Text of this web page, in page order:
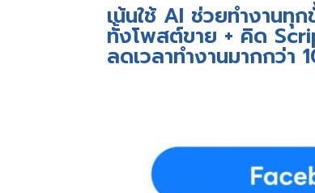
เน้นใช้ AI ช่วยทำงานทุ
ทั้งโพสต์ขาย + คิด
ลดเวลาทำงานมากกว่า